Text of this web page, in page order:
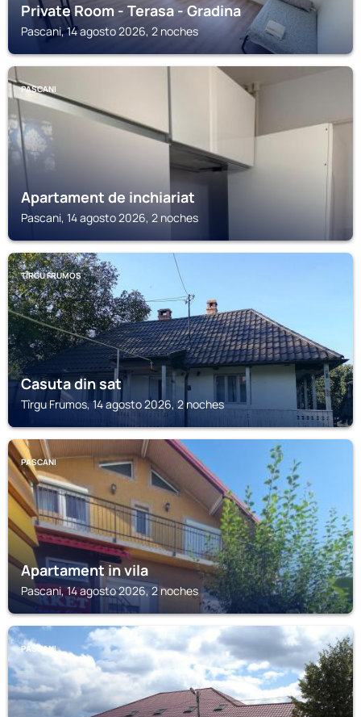
Private Room - Terasa - Gradina
Pascani, 14 agosto 2026, 2 noches
PASCANI
Apartament de inchiariat
Pascani, 14 agosto 2026, 2 noches
TÎRGU FRUMOS
Casuta din sat
Tîrgu Frumos, 14 agosto 2026, 2 noches
PASCANI
Apartament in vila
Pascani, 14 agosto 2026, 2 noches
PASCANI